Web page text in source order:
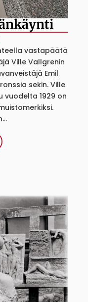
vastapäätä
Ville Vallgrenin
Emil
sekin. Ville
vuodelta 1929 on